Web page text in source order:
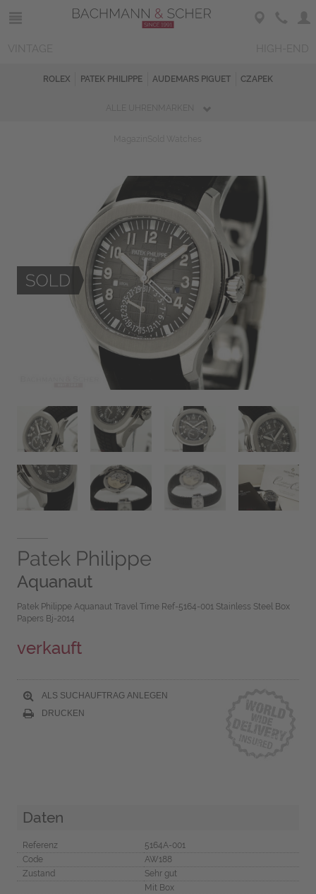
ROLEX PATEK PHILIPPE AUDEMARS PIGUET CZAPEK
Patek Philippe
Aquanaut
Patek Philippe Aquanaut Travel Time Ref-5164-001 Stainless Steel Box
Papers Bj-2014
verkauft
ALS SUCHAUFTRAG ANLEGEN
DRUCKEN
Daten
Referenz
5164A-001
Code
AW188
Zustand
Sehr gut
Mit Box